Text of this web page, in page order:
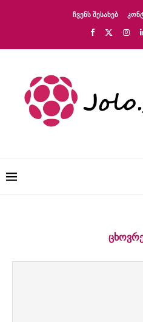
ᲩᲕᲔᲜᲡ ᲨᲔᲡᲐᲮᲔᲑ